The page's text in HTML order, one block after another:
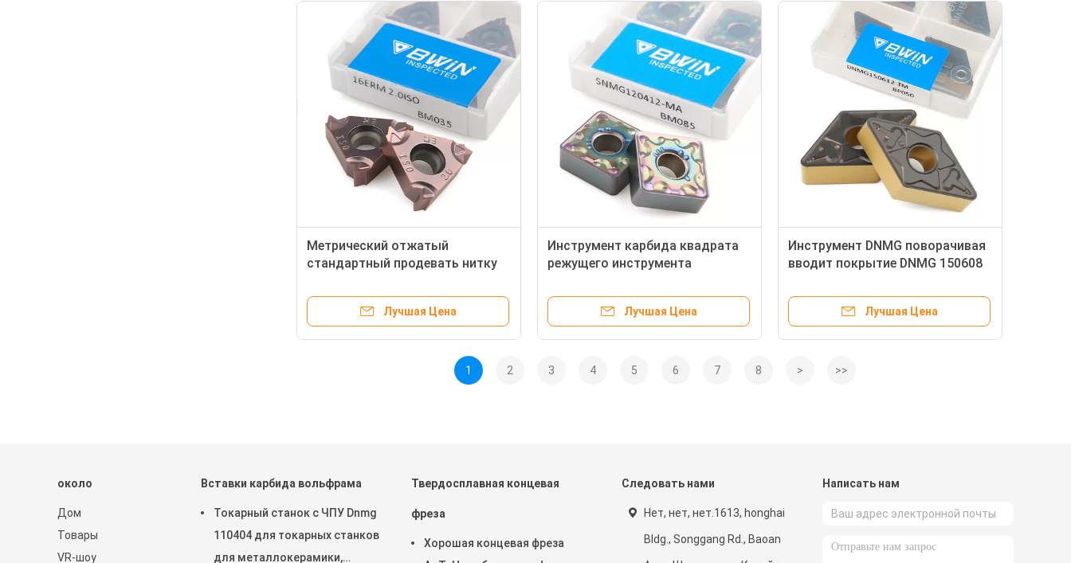
Метрический отжатый
стандартный продевать нитку
карбида токарного станка CNC
Лучшая Цена
Инструмент карбида квадрата
режущего инструмента
токарного станка вольфрама
поворачиваяЛучшая Цена
Инструмент DNMG поворачивая
вводит покрытие DNMG 150608
Лучшая Цена
1 2 3 4 5 6 7 8 > >>
около
Дом
Товары
VR-шоу
Вставки карбида вольфрама
Токарный станок с ЧПУ Dnmg
110404 для токарных станков
для металлокерамики,
Твердосплавная концевая
фреза
Хорошая концевая фреза
Следовать нами
Нет, нет, нет.1613, honghai
Bldg., Songgang Rd., Baoan
Написать нам